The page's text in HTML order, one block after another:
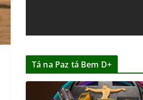
Tá na Paz tá Bem D+